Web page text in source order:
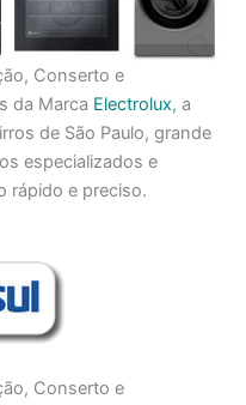
Conserto e
da Marca Electrolux, a
de São Paulo, grande
especializados e
rápido e preciso.
Conserto e